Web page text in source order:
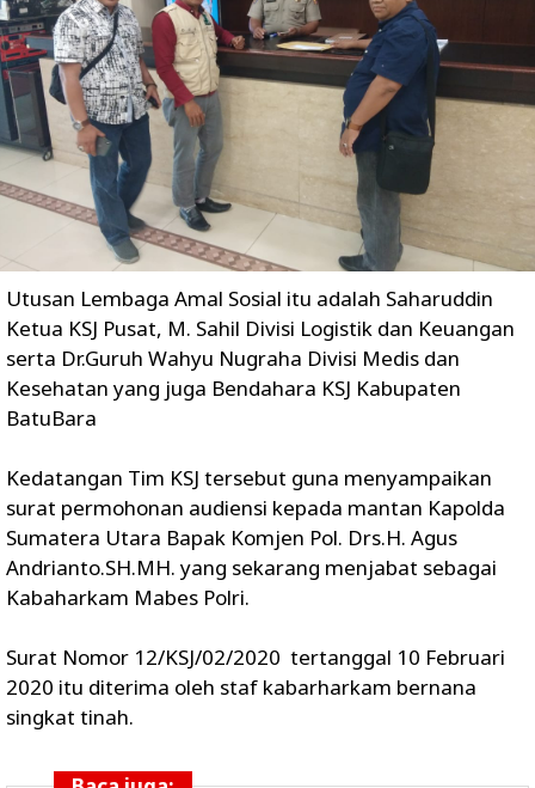
Utusan Lembaga Amal Sosial itu adalah Saharuddin
Ketua KSJ Pusat, M. Sahil Divisi Logistik dan Keuangan
serta Dr.Guruh Wahyu Nugraha Divisi Medis dan
Kesehatan yang juga Bendahara KSJ Kabupaten
BatuBara
Kedatangan Tim KSJ tersebut guna menyampaikan
surat permohonan audiensi kepada mantan Kapolda
Sumatera Utara Bapak Komjen Pol. Drs.H. Agus
Andrianto.SH.MH. yang sekarang menjabat sebagai
Kabaharkam Mabes Polri.
Surat Nomor 12/KSJ/02/2020 tertanggal 10 Februari
2020 itu diterima oleh staf kabarharkam bernana
singkat tinah.